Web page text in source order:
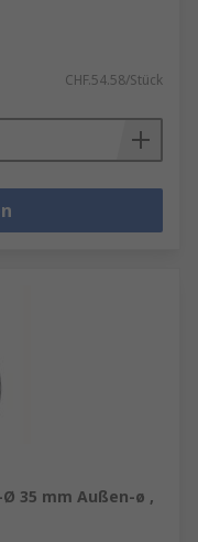
CHF.54.58/Stück
35 mm Außen-ø ,